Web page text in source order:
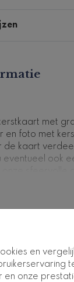
en
onze
met
en foto met
de kaart
eventueel ook
2
vind